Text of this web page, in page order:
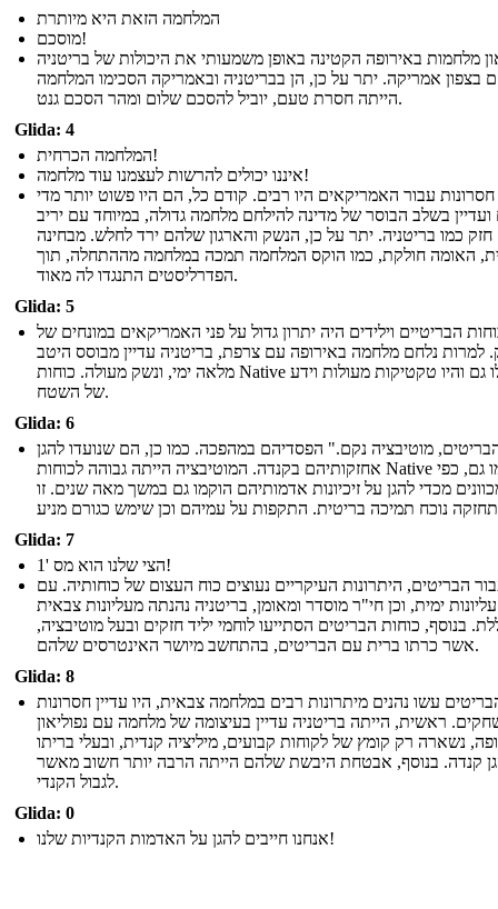
המלחמה הזאת היא מיותרת
מוסכם!
מלחמות באירופה הקטינה באופן משמעותי את היכולות של בריטניה
בצפון אמריקה. יתר על כן, הן בבריטניה ובאמריקה הסכימו המלחמה
הייתה חסרת טעם, יוביל להסכם שלום ומהר הסכם גנט.
Glida: 4
המלחמה הכרחית!
איננו יכולים להרשות לעצמנו עוד מלחמה!
חסרונות עבור האמריקאים היו רבים. קודם כל, הם היו פשוט יותר מדי
ועדיין בשלב הבוסר של מדינה להילחם מלחמה גדולה, במיוחד עם יריב
חזק כמו בריטניה. יתר על כן, הנשק והארגון שלהם ירד לחלש. מבחינה
האומה חולקת, כמו הוקס המלחמה תמכה במלחמה מההתחלה, תוך
הפדרליסטים התנגדו לה מאוד.
Glida: 5
הבריטיים וילידים היה יתרון גדול על פני האמריקאים במונחים של
למרות נלחם מלחמה באירופה עם צרפת, בריטניה עדיין מבוסס היטב
מלאה ימי, ונשק מעולה. כוחות Native הובלו גם והיו טקטיקות מעולות וידע
של השטח.
Glida: 6
מוטיבציה נקם." הפסדיהם במהפכה. כמו כן, הם שנועדו להגן
אחזקותיהם בקנדה. המוטיבציה הייתה גבוהה לכוחות Native כמו גם, כפי
מכדי להגן על זיכיונות אדמותיהם הוקמו גם במשך מאה שנים. זו
Glida: 7
הצי שלנו הוא מס '1!
הבריטים, היתרונות העיקריים נעוצים כוח העצום של כוחותיה. עם
עליונות ימית, וכן חי"ר מוסדר ומאומן, בריטניה נהנתה מעליונות צבאית
בנוסף, כוחות הבריטים הסתייעו לוחמי יליד חזקים ובעל מוטיבציה,
אשר כרתו ברית עם הבריטים, בהתחשב מיושר האינטרסים שלהם.
Glida: 8
עשו נהנים מיתרונות רבים במלחמה צבאית, היו עדיין חסרונות
ראשית, הייתה בריטניה עדיין בעיצומה של מלחמה עם נפוליאון
נשארה רק קומץ של לקוחות קבועים, מיליציה קנדית, ובעלי בריתו
קנדה. בנוסף, אבטחת היבשת שלהם הייתה הרבה יותר חשוב מאשר
לגבול הקנדי.
Glida: 0
אנחנו חייבים להגן על האדמות הקנדיות שלנו!